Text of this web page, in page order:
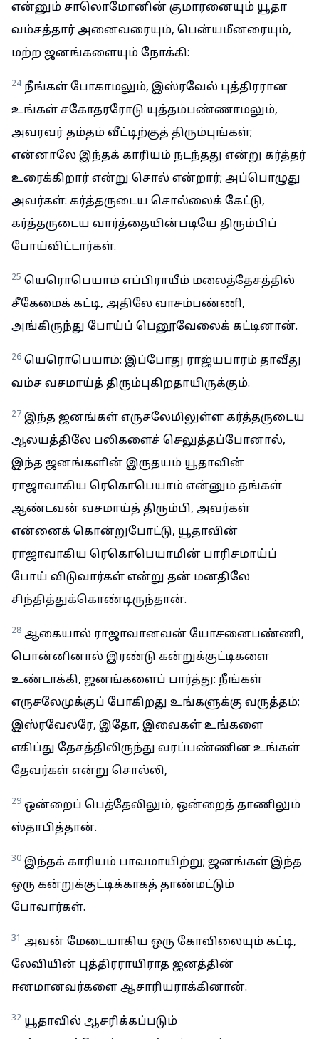
என்னும் சாலொமோனின் குமாரனையும் யூதா
வம்சத்தார் அனைவரையும், பென்யமீனரையும்,
மற்ற ஜனங்களையும் நோக்கி:
24 நீங்கள் போகாமலும், இஸ்ரவேல் புத்திரரான
உங்கள் சகோதரரோடு யுத்தம்பண்ணாமலும்,
அவரவர் தம்தம் வீட்டிற்குத் திரும்புங்கள்;
என்னாலே இந்தக் காரியம் நடந்தது என்று கர்த்தர்
உரைக்கிறார் என்று சொல் என்றார்; அப்பொழுது
அவர்கள்: கர்த்தருடைய சொல்லைக் கேட்டு,
கர்த்தருடைய வார்த்தையின்படியே திரும்பிப்
போய்விட்டார்கள்.
25 யெரொபெயாம் எப்பிராயீம் மலைத்தேசத்தில்
சீகேமைக் கட்டி, அதிலே வாசம்பண்ணி,
அங்கிருந்து போய்ப் பெனூவேலைக் கட்டினான்.
26 யெரொபெயாம்: இப்போது ராஜ்யபாரம் தாவீது
வம்ச வசமாய்த் திரும்புகிறதாயிருக்கும்.
27 இந்த ஜனங்கள் எருசலேமிலுள்ள கர்த்தருடைய
ஆலயத்திலே பலிகளைச் செலுத்தப்போனால்,
இந்த ஜனங்களின் இருதயம் யூதாவின்
ராஜாவாகிய ரெகொபெயாம் என்னும் தங்கள்
ஆண்டவன் வசமாய்த் திரும்பி, அவர்கள்
என்னைக் கொன்றுபோட்டு, யூதாவின்
ராஜாவாகிய ரெகொபெயாமின் பாரிசமாய்ப்
போய் விடுவார்கள் என்று தன் மனதிலே
சிந்தித்துக்கொண்டிருந்தான்.
28 ஆகையால் ராஜாவானவன் யோசனைபண்ணி,
பொன்னினால் இரண்டு கன்றுக்குட்டிகளை
உண்டாக்கி, ஜனங்களைப் பார்த்து: நீங்கள்
எருசலேமுக்குப் போகிறது உங்களுக்கு வருத்தம்;
இஸ்ரவேலரே, இதோ, இவைகள் உங்களை
எகிப்து தேசத்திலிருந்து வரப்பண்ணின உங்கள்
தேவர்கள் என்று சொல்லி,
29 ஒன்றைப் பெத்தேலிலும், ஒன்றைத் தாணிலும்
ஸ்தாபித்தான்.
30 இந்தக் காரியம் பாவமாயிற்று; ஜனங்கள் இந்த
ஒரு கன்றுக்குட்டிக்காகத் தாண்மட்டும்
போவார்கள்.
31 அவன் மேடையாகிய ஒரு கோவிலையும் கட்டி,
லேவியின் புத்திரராயிராத ஜனத்தின்
ஈனமானவர்களை ஆசாரியராக்கினான்.
32 யூதாவில் ஆசரிக்கப்படும்